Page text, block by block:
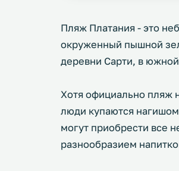
Пляж Платания - это
окруженный пышной
деревни Сарти, в
Хотя официально пляж
люди купаются
могут приобрести все
разнообразием